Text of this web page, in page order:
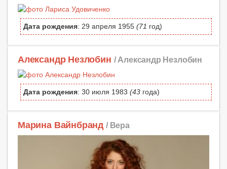
Дата рождения: 29 апреля 1955 (71 год)
Александр Незлобин / Александр Незлобин
Дата рождения: 30 июля 1983 (43 года)
Марина Вайнбранд / Вера